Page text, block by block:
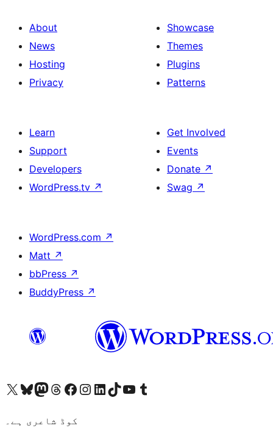
About
News
Hosting
Privacy
Showcase
Themes
Plugins
Patterns
Learn
Support
Developers
WordPress.tv ↗
Get Involved
Events
Donate ↗
Swag ↗
WordPress.com ↗
Matt ↗
bbPress ↗
BuddyPress ↗
Visit our X (formerly Twitter) account
ہمارے بلیواسکائی اکاؤنٹ پر جائیں
Visit our Mastodon account
ہمارے ٹھریڈز اکاؤنٹ پر جائیں
Visit our Facebook page
Visit our Instagram account
Visit our LinkedIn account
ہمارے ٹک ٹاک اکاؤنٹ پر جائیں
Visit our YouTube channel
ہمارے ٹمبلر اکاؤنٹ پر جائیں
کوڈ شاعری ہے۔